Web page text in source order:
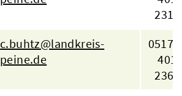
2311
c.buhtz@landkreis-
peine.de
401
2366